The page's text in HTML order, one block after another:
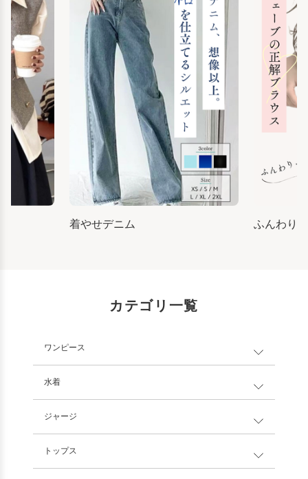
着やせデニム ふんわり
カテゴリ一覧
ワンピース
水着
ジャージ
トップス